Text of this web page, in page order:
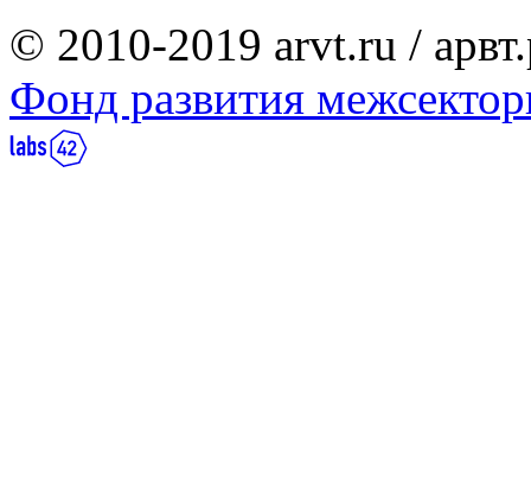
© 2010-2019 arvt.ru /
Фонд развития